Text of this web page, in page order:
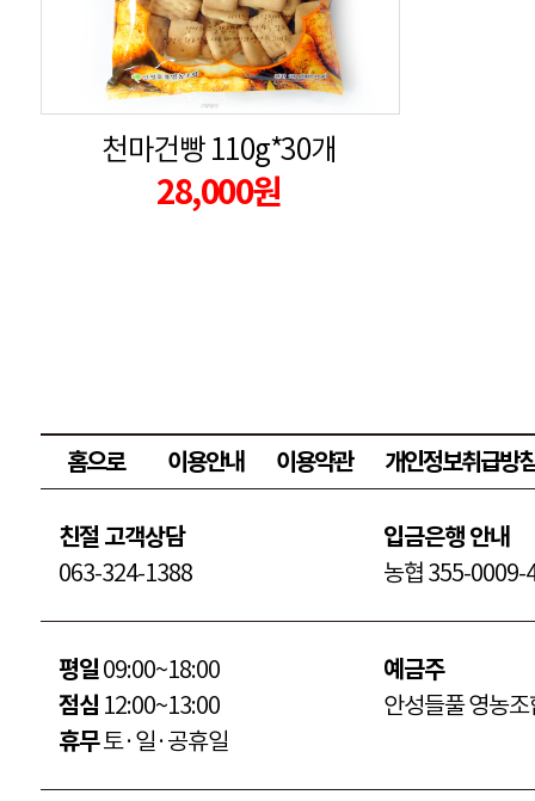
천마건빵 110g*30개
28,000원
홈으로 이용안내 이용약관 개인정보취급방
친절 고객상담
063-324-1388
입금은행 안내
농협 355-0009-
평일09:00~18:00
점심 12:00~13:00
휴무토·일·공휴일
예금주
안성들풀 영농